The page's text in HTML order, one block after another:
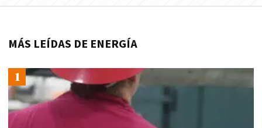
MÁS LEÍDAS DE ENERGÍA